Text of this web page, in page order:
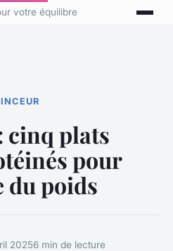
votre équilibre
cinq plats
pour
du poids
20256 min de lecture